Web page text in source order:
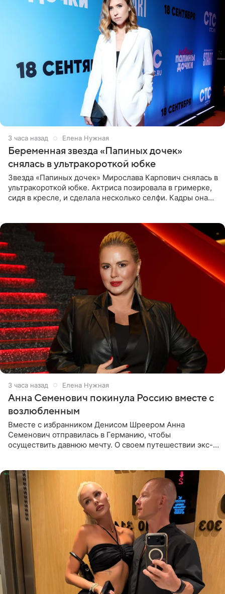
3 часа назад Елена Нужная
Беременная звезда «Папиных дочек»
снялась в ультракороткой юбке
Звезда «Папиных дочек» Мирослава Карпович снялась в
ультракороткой юбке. Актриса позировала в гримерке,
сидя в кресле, и сделала несколько селфи. Кадры она
3 часа назад Елена Нужная
Анна Семенович покинула Россию вместе с
возлюбленным
Вместе с избранником Денисом Шреером Анна
Семенович отправилась в Германию, чтобы
осуществить давнюю мечту. О своем путешествии экс-